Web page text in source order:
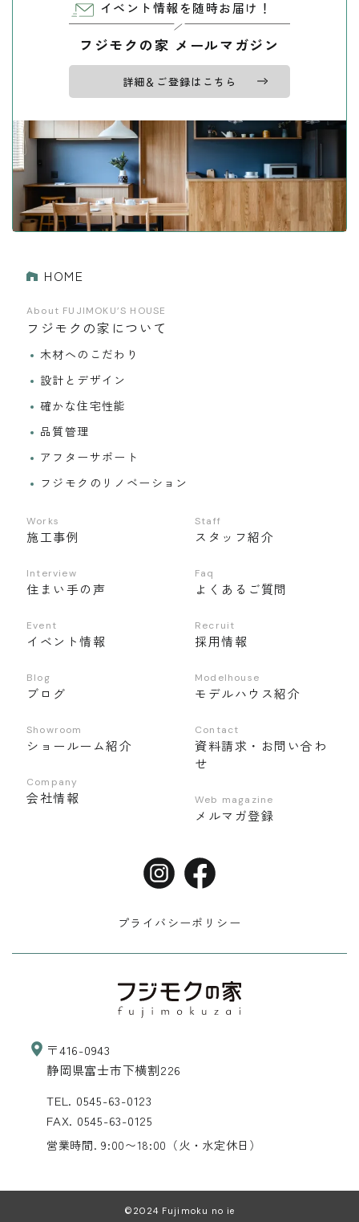
イベント情報を随時お届け！
フジモクの家 メールマガジン
詳細＆ご登録はこちら
〒416-0943
静岡県富士市下横割226
TEL. 0545-63-0123
FAX. 0545-63-0125
営業時間. 9:00〜18:00 （火・水定休日）
プライバシーポリシー
HOME
About FUJIMOKU’S HOUSE
フジモクの家について
木材へのこだわり
設計とデザイン
確かな住宅性能
品質管理
アフターサポート
フジモクのリノベーション
Works
施工事例
Interview
住まい手の声
Event
イベント情報
Blog
ブログ
Showroom
ショールーム紹介
Company
会社情報
Staff
スタッフ紹介
Faq
よくあるご質問
Recruit
採用情報
Modelhouse
モデルハウス紹介
Contact
資料請求・お問い合わ
せ
Web magazine
メルマガ登録
©2024 Fujimoku no ie